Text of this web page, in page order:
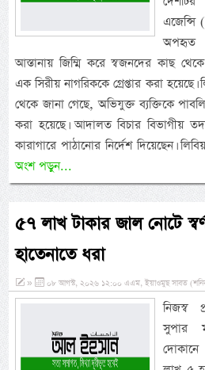
এজেন্সি
অপহৃত
আস্তানায় জিম্মি করে স্বজনদের কাছ
এক সিরীয় নাগরিককে গ্রেপ্তার করা
থেকে জানা গেছে, অভিযুক্ত ব্যক্তিকে
করা হয়েছে। আদালত বিচার বিভাগীয়
কারাগারে পাঠানোর নির্দেশ দিয়েছেন।
অংশ পড়ুন...
৫৭ লাখ টাকার জাল নোটে
হাতেনাতে ধরা
» ০৮ আগস্ট, ২০২৬ ১২:০০ এএম, ইয়াওমুছ সাবত
নিজস্ব
সুপার
দোকানে